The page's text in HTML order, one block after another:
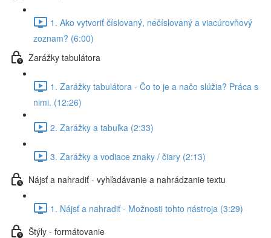
1. Ako vytvoriť číslovaný, nečíslovaný a viacúrovňový
zoznam? (6:00)
Zarážky tabulátora
1. Zarážky tabulátora - Čo to je a načo slúžia? Práca s
nimi. (12:26)
2. Zarážky a tabuľka (2:33)
3. Zarážky a vodiace znaky / čiary (2:13)
Nájsť a nahradiť - vyhľadávanie a nahrádzanie textu
1. Nájsť a nahradiť - Možnosti tohto nástroja (3:29)
Štýly - formátovanie